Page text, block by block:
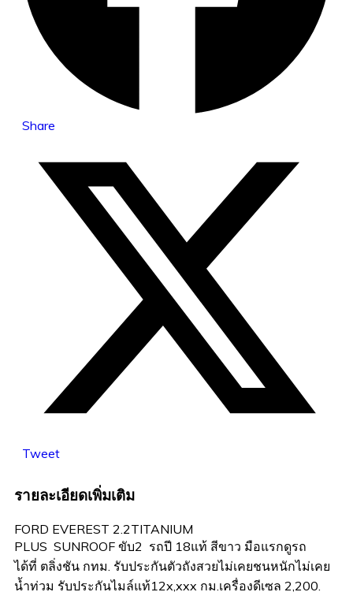
Share
Tweet
รายละเอียดเพิ่มเติม
FORD EVEREST 2.2TITANIUM
PLUS SUNROOF ขับ2 รถปี 18แท้ สีขาว มือแรกดูรถ
ได้ที่ ตลิ่งชัน กทม. รับประกันตัวถังสวยไม่เคยชนหนักไม่เคย
น้ำท่วม รับประกันไมล์แท้12x,xxx กม.เครื่องดีเซล 2,200.